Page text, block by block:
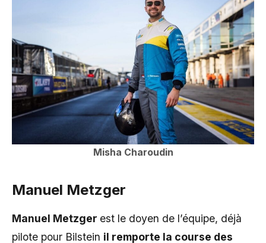
Misha Charoudin
Manuel Metzger
Manuel Metzger est le doyen de l’équipe, déjà
pilote pour Bilstein il remporte la course des